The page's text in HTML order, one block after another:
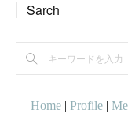
Sarch